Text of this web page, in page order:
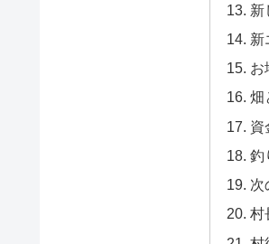
新
新
お
畑
資
釣
次
村